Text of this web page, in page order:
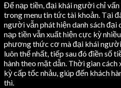
Để nạp tiền, đại khái người chỉ vấn
trong menu tin tức tài khoản. Tại
người vẫn phát hiện danh sách
nạp tiền vẫn xuất hiện cực kỳ
phương thức cơ mà đại khái
luôn thể nhất, tiếp sau đó điền số
hành theo mặt dẫn. Thời gian
kỳ cấp tốc nhảu, giúp đến khách
thì.